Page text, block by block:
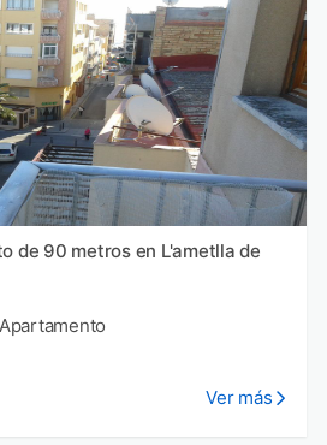
de 90 metros en L'ametlla de
Ver más